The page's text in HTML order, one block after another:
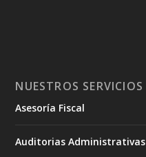
NUESTROS SERVICIOS
Asesoría Fiscal
Auditorias Administrativas